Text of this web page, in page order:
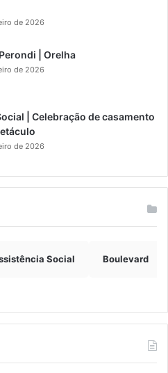
de 2026
| Orelha
de 2026
| Celebração de casamento
de 2026
Social Boulevard